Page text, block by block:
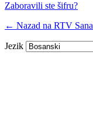
Zaboravili ste šifru?
← Nazad na RTV Sana
Jezik